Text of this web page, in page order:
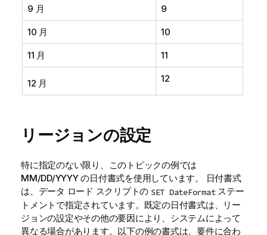
9 月 9
10 月 10
11 月 11
12 月 12
リージョンの設定
特に指定のない限り、このトピックの例では
MM/DD/YYYY の日付書式を使用しています。 日付書式
は、データ ロード スクリプトの SET DateFormatステー
トメントで指定されています。既定の日付書式は、リー
ジョンの設定やその他の要因により、システムによって
異なる場合があります。以下の例の書式は、要件に合わ